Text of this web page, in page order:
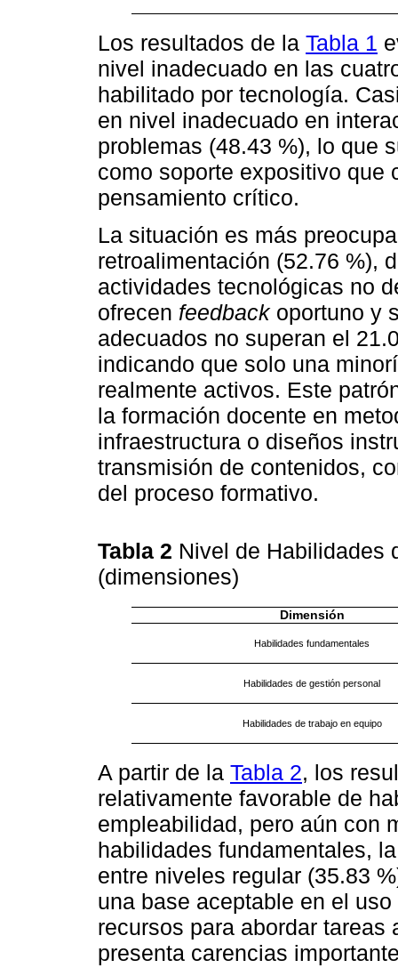
Los resultados de la Tabla 1
nivel inadecuado en las
habilitado por tecnología.
en nivel inadecuado en
problemas (48.43 %), lo que
como soporte expositivo que
pensamiento crítico.
La situación es más
retroalimentación (52.76 %),
actividades tecnológicas no
ofrecen feedbackoportuno y
adecuados no superan el
indicando que solo una
realmente activos. Este
la formación docente en
infraestructura o diseños
transmisión de contenidos,
del proceso formativo.
Tabla 2 Nivel de Habilidades
(dimensiones)
Dimensión
Habilidades fundamentales
Habilidades de gestión personal
Habilidades de trabajo en equipo
A partir de la Tabla 2, los
relativamente favorable de
empleabilidad, pero aún con
habilidades fundamentales,
entre niveles regular (35.83
una base aceptable en el
recursos para abordar
presenta carencias